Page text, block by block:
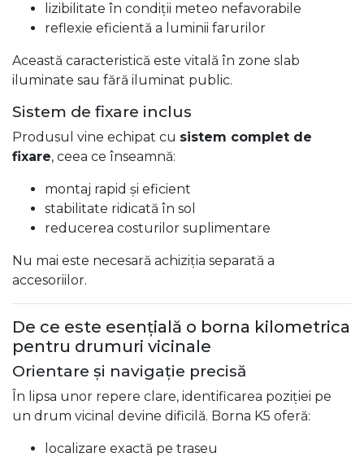
lizibilitate în condiții meteo nefavorabile
reflexie eficientă a luminii farurilor
Această caracteristică este vitală în zone slab
iluminate sau fără iluminat public.
Sistem de fixare inclus
Produsul vine echipat cu sistem complet de
fixare, ceea ce înseamnă:
montaj rapid și eficient
stabilitate ridicată în sol
reducerea costurilor suplimentare
Nu mai este necesară achiziția separată a
accesoriilor.
De ce este esențială o borna kilometrica
pentru drumuri vicinale
Orientare și navigație precisă
În lipsa unor repere clare, identificarea poziției pe
un drum vicinal devine dificilă. Borna K5 oferă:
localizare exactă pe traseu